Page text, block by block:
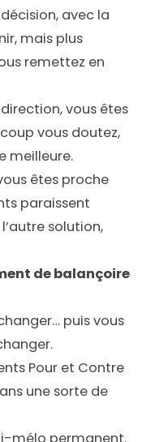
avec la
mais plus
remettez en
vous êtes
vous doutez,
meilleure.
êtes proche
paraissent
solution,
de balançoire
puis vous
Pour et Contre
une sorte de